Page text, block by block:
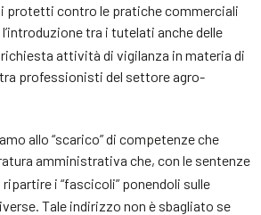
protetti contro le pratiche commerciali
tra i tutelati anche delle
richiesta attività di vigilanza in materia di
professionisti del settore agro-
allo “scarico” di competenze che
amministrativa che, con le sentenze
ripartire i “fascicoli” ponendoli sulle
Tale indirizzo non è sbagliato se